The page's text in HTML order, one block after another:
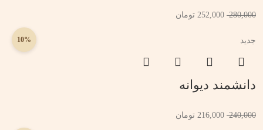
280,000
252,000 تومان
جدید 10%
دانشمند دیوانه
240,000
216,000 تومان